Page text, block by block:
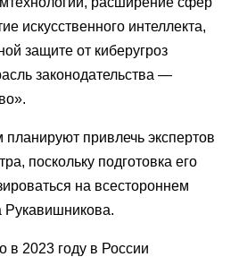
искусственного интеллекта,
защите от киберугроз
законодательства —
планируют привлечь экспертов
поскольку подготовка его
на всестороннем
Рукавишникова.
в 2023 году в России